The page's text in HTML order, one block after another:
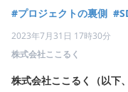
#プロジェクトの裏側
2023年7月31日 17時30分
株式会社ここるく
株式会社ここるく（以下